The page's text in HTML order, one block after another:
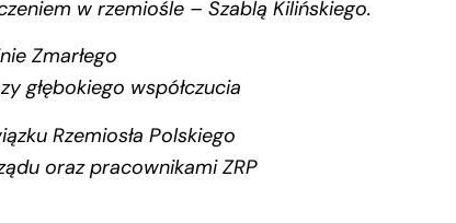
w rzemiośle – Szablą Kilińskiego.
Zmarłego
głębokiego współczucia
Rzemiosła Polskiego
oraz pracownikami ZRP